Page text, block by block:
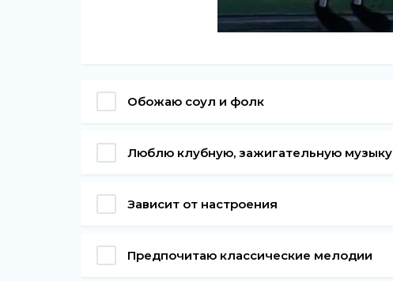
Обожаю соул и фолк
Люблю клубную, зажигательную музыку
Зависит от настроения
Предпочитаю классические мелодии